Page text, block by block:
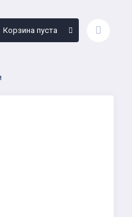
Корзина пуста